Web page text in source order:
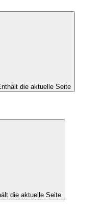
die aktuelle Seite
die aktuelle Seite